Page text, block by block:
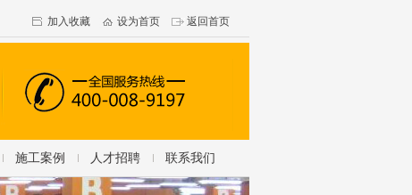
加入收藏 设为首页 返回首页
施工案例 人才招聘 联系我们